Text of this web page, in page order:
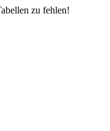
zu fehlen!